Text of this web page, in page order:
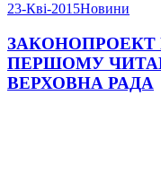
23-Кві-2015Новини
ПЕРШОМУ
ВЕРХОВНА РАДА